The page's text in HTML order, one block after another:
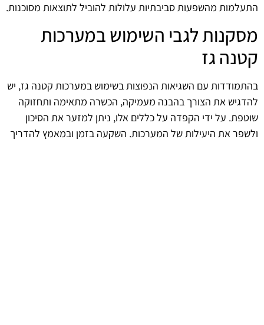
התעלמות מהשפעות סביבתיות עלולות להוביל לתוצאות מסוכנות.
מסקנות לגבי השימוש במערכות
קטנה גז
בהתמודדות עם השגיאות הנפוצות בשימוש במערכות קטנה גז, יש
להדגיש את הצורך בהבנה מעמיקה, הכשרה מתאימה ותחזוקה
שוטפת. על ידי הקפדה על כללים אלו, ניתן למזער את הסיכון
ולשפר את היעילות של המערכות. השקעה בזמן ובמאמץ להדריך